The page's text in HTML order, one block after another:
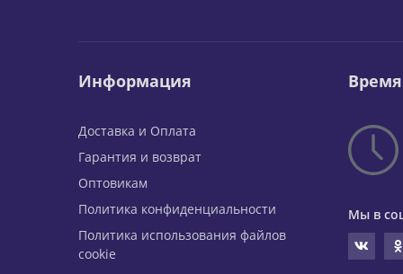
Информация
Доставка и Оплата
Гарантия и возврат
Оптовикам
Политика конфиденциальности
Политика использования файлов
cookie
Мы в